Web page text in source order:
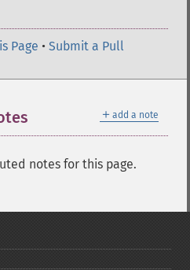
Page • Submit a Pull
＋ add a note
notes for this page.